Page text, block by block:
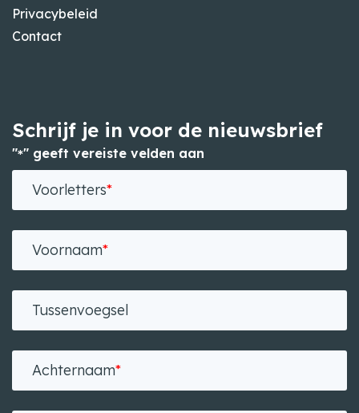
Privacybeleid
Contact
Schrijf je in voor de nieuwsbrief
"*" geeft vereiste velden aan
Voorletters*
Voornaam*
Tussenvoegsel
Achternaam*